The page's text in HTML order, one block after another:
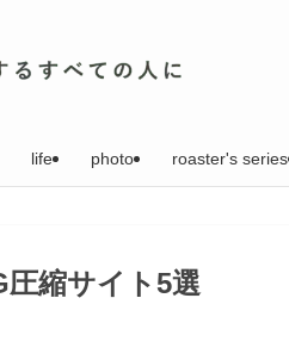
life photo roaster's series
縮サイト5選